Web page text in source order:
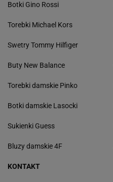
Botki Gino Rossi
Torebki Michael Kors
Swetry Tommy Hilfiger
Buty New Balance
Torebki damskie Pinko
Botki damskie Lasocki
Sukienki Guess
Bluzy damskie 4F
KONTAKT